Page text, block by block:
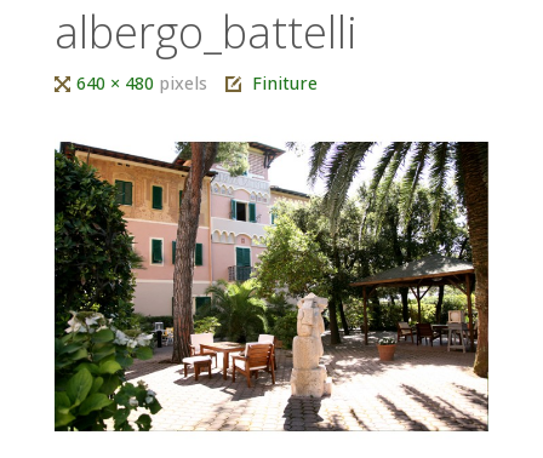
albergo_battelli
Tutta640 × 480 pixels Finiture